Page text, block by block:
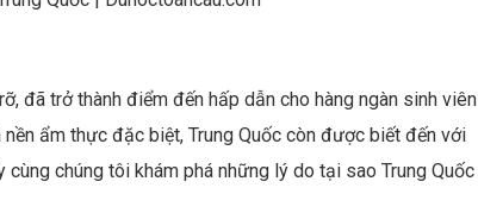
đã trở thành điểm đến hấp dẫn cho hàng ngàn sinh viên
ẩm thực đặc biệt, Trung Quốc còn được biết đến với
chúng tôi khám phá những lý do tại sao Trung Quốc